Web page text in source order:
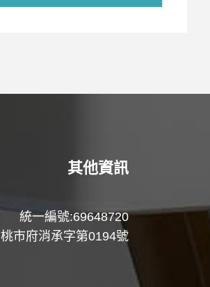
其他資訊
統一編號:69648720
桃市府消承字第0194號